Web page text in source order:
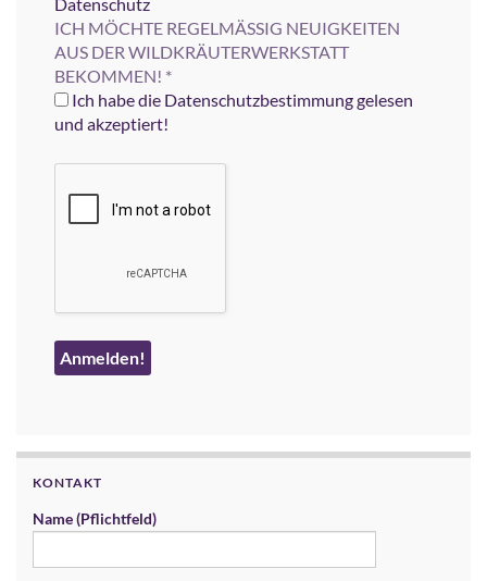
ICH MÖCHTE REGELMÄSSIG NEUIGKEITEN
AUS DER WILDKRÄUTERWERKSTATT
BEKOMMEN! *
Ich habe die Datenschutzbestimmung gelesen
und akzeptiert!
KONTAKT
Name (Pflichtfeld)